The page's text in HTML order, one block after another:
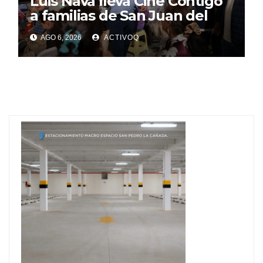
a familias de San Juan del
RíoAGO 6, 2026 ACTIVOQ